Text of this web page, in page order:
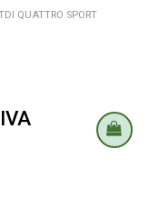
QUATTRO SPORT